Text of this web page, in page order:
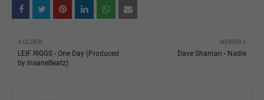
NEWER
Dave Shaman - Nadie
OLDER
LEIF RIGGS - One Day (Produced
by InsaneBeatz)